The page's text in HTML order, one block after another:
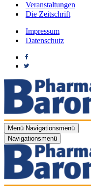
Veranstaltungen
Die Zeitschrift
Impressum
Datenschutz
Menü Navigationsmenü
Navigationsmenü